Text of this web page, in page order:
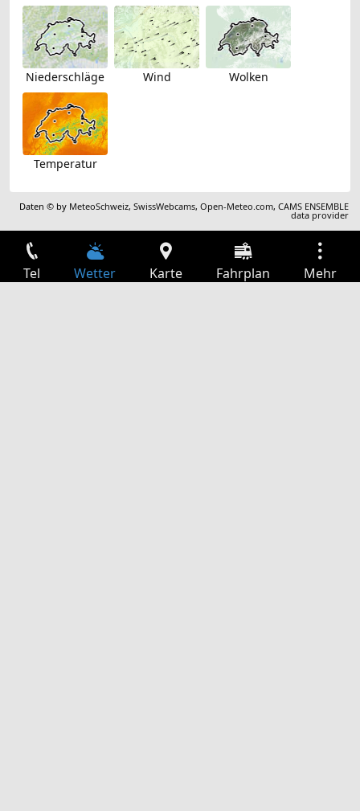
Niederschläge Wind Wolken
Temperatur
Daten © by MeteoSchweiz,SwissWebcams,Open-Meteo.com,CAMS ENSEMBLE
data provider
Tel Wetter Karte Fahrplan Mehr